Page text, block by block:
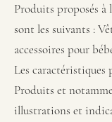
Produits proposés à
sont les suivants :
accessoires pour
Les caractéristiques
Produits et
illustrations et